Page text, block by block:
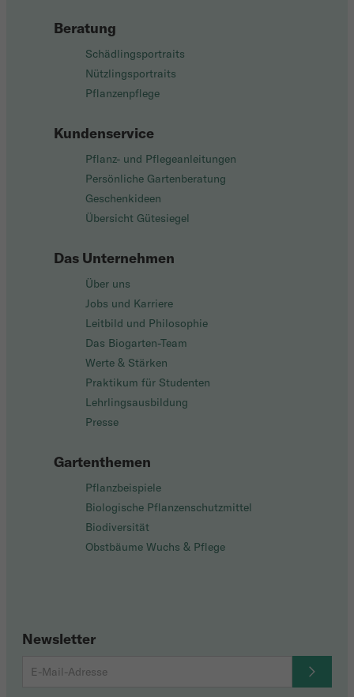
Beratung
Schädlingsportraits
Nützlingsportraits
Pflanzenpflege
Kundenservice
Pflanz- und Pflegeanleitungen
Persönliche Gartenberatung
Geschenkideen
Übersicht Gütesiegel
Das Unternehmen
Über uns
Jobs und Karriere
Leitbild und Philosophie
Das Biogarten-Team
Werte & Stärken
Praktikum für Studenten
Lehrlingsausbildung
Presse
Gartenthemen
Pflanzbeispiele
Biologische Pflanzenschutzmittel
Biodiversität
Obstbäume Wuchs & Pflege
Newsletter